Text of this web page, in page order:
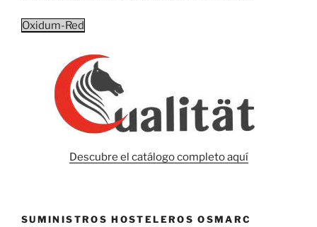
Oxidum-Red
Descubre el catálogo completo aquí
SUMINISTROS HOSTELEROS OSMARC